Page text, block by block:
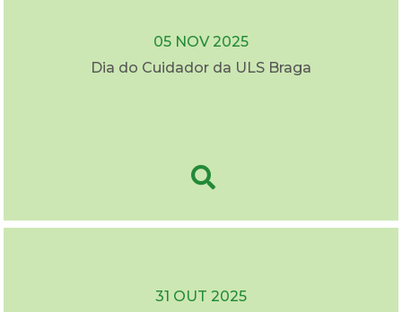
05 NOV 2025
Dia do Cuidador da ULS Braga
31 OUT 2025